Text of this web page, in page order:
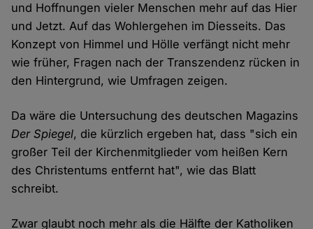
und Hoffnungen vieler Menschen mehr auf das Hier
und Jetzt. Auf das Wohlergehen im Diesseits. Das
Konzept von Himmel und Hölle verfängt nicht mehr
wie früher, Fragen nach der Transzendenz rücken in
den Hintergrund, wie Umfragen zeigen.
Da wäre die Untersuchung des deutschen Magazins
Der Spiegel, die kürzlich ergeben hat, dass "sich ein
großer Teil der Kirchenmitglieder vom heißen Kern
des Christentums entfernt hat", wie das Blatt
schreibt.
Zwar glaubt noch mehr als die Hälfte der Katholiken